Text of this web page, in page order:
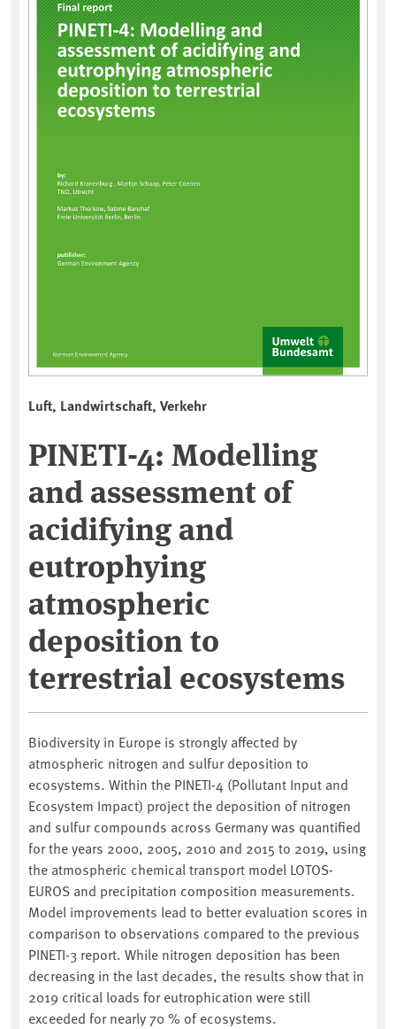
Luft, Landwirtschaft, Verkehr
PINETI-4: Modelling
and assessment of
acidifying and
eutrophying
atmospheric
deposition to
terrestrial ecosystems
Biodiversity in Europe is strongly affected by
atmospheric nitrogen and sulfur deposition to
ecosystems. Within the PINETI-4 (Pollutant Input and
Ecosystem Impact) project the deposition of nitrogen
and sulfur compounds across Germany was quantified
for the years 2000, 2005, 2010 and 2015 to 2019, using
the atmospheric chemical transport model LOTOS-
EUROS and precipitation composition measurements.
Model improvements lead to better evaluation scores in
comparison to observations compared to the previous
PINETI-3 report. While nitrogen deposition has been
decreasing in the last decades, the results show that in
2019 critical loads for eutrophication were still
exceeded for nearly 70 % of ecosystems.